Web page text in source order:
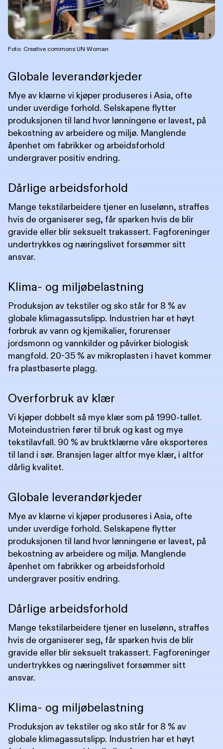
Foto: Creative commons UN Woman
Globale leverandørkjeder
Mye av klærne vi kjøper produseres i Asia, ofte
under uverdige forhold. Selskapene flytter
produksjonen til land hvor lønningene er lavest, på
bekostning av arbeidere og miljø. Manglende
åpenhet om fabrikker og arbeidsforhold
undergraver positiv endring.
Dårlige arbeidsforhold
Mange tekstilarbeidere tjener en luselønn, straffes
hvis de organiserer seg, får sparken hvis de blir
gravide eller blir seksuelt trakassert. Fagforeninger
undertrykkes og næringslivet forsømmer sitt
ansvar.
Klima- og miljøbelastning
Produksjon av tekstiler og sko står for 8 % av
globale klimagassutslipp. Industrien har et høyt
forbruk av vann og kjemikalier, forurenser
jordsmonn og vannkilder og påvirker biologisk
mangfold. 20-35 % av mikroplasten i havet kommer
fra plastbaserte plagg.
Overforbruk av klær
Vi kjøper dobbelt så mye klær som på 1990-tallet.
Moteindustrien fører til bruk og kast og mye
tekstilavfall. 90 % av bruktklærne våre eksporteres
til land i sør. Bransjen lager altfor mye klær, i altfor
dårlig kvalitet.
Globale leverandørkjeder
Mye av klærne vi kjøper produseres i Asia, ofte
under uverdige forhold. Selskapene flytter
produksjonen til land hvor lønningene er lavest, på
bekostning av arbeidere og miljø. Manglende
åpenhet om fabrikker og arbeidsforhold
undergraver positiv endring.
Dårlige arbeidsforhold
Mange tekstilarbeidere tjener en luselønn, straffes
hvis de organiserer seg, får sparken hvis de blir
gravide eller blir seksuelt trakassert. Fagforeninger
undertrykkes og næringslivet forsømmer sitt
ansvar.
Klima- og miljøbelastning
Produksjon av tekstiler og sko står for 8 % av
globale klimagassutslipp. Industrien har et høyt